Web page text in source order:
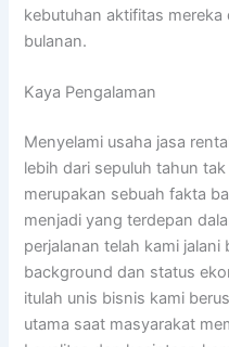
kebutuhan aktifitas
bulanan.
Kaya Pengalaman
Menyelami usaha jasa
lebih dari sepuluh tahun
merupakan sebuah fakta
menjadi yang terdepan
perjalanan telah kami
background dan status
itulah unis bisnis kami
utama saat masyarakat